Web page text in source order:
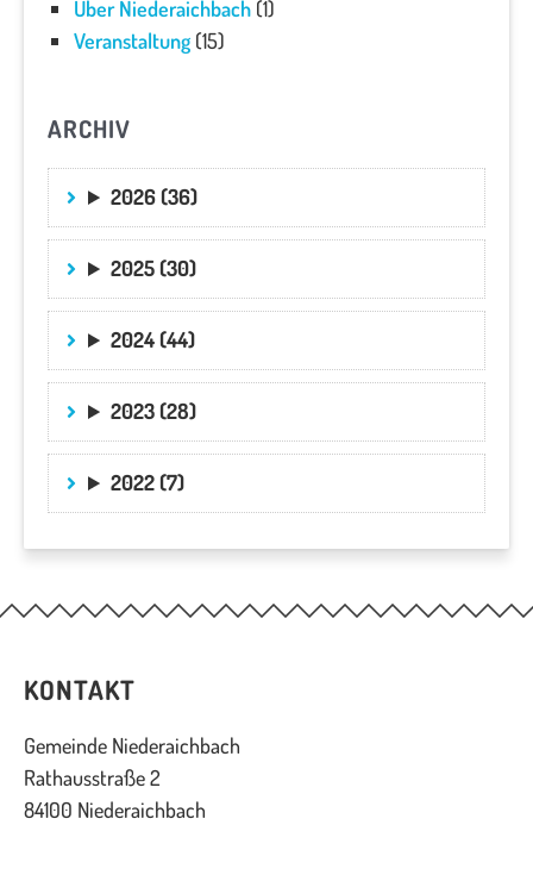
Über Niederaichbach(1)
Veranstaltung(15)
ARCHIV
2026 (36)
2025 (30)
2024 (44)
2023 (28)
2022 (7)
KONTAKT
Gemeinde Niederaichbach
Rathausstraße 2
84100 Niederaichbach